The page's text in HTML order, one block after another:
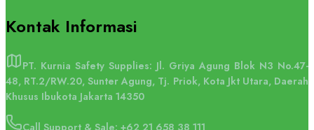
Kontak Informasi
PT. Kurnia Safety Supplies: Jl. Griya Agung Blok N3 No.47-
48, RT.2/RW.20, Sunter Agung, Tj. Priok, Kota Jkt Utara, Daerah
Khusus Ibukota Jakarta 14350
Call Support & Sale: +62 21 658 38 111